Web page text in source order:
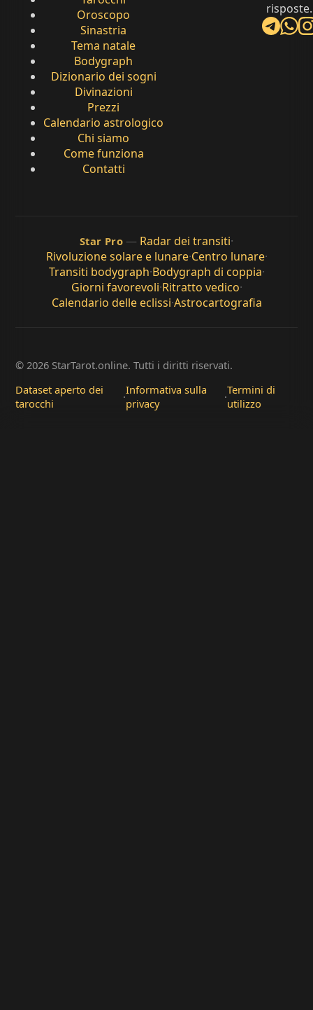
Oroscopo
Sinastria
Tema natale
Bodygraph
Dizionario dei sogni
Divinazioni
Prezzi
Calendario astrologico
Chi siamo
Come funziona
Contatti
risposte.
Star Pro — Radar dei transiti·
Rivoluzione solare e lunare·Centro lunare·
Transiti bodygraph·Bodygraph di coppia·
Giorni favorevoli·Ritratto vedico·
Calendario delle eclissi·Astrocartografia
© 2026 StarTarot.online. Tutti i diritti riservati.
Dataset aperto dei
tarocchi
·Informativa sulla
privacy
·Termini di
utilizzo